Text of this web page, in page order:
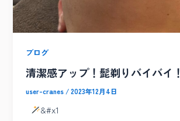
ブログ
清潔感アップ！髭剃りバイバイ！
user-cranes /2023年12月4日
&#x1